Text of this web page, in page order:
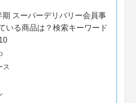
期 スーパーデリバリー会員事
いる商品は？検索キーワード
ス